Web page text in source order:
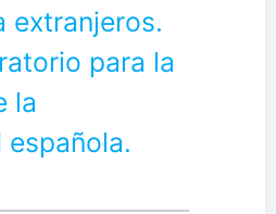
extranjeros.
para la
la